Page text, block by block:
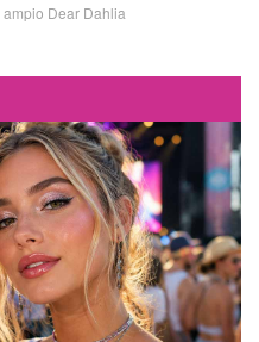
Dear Dahlia